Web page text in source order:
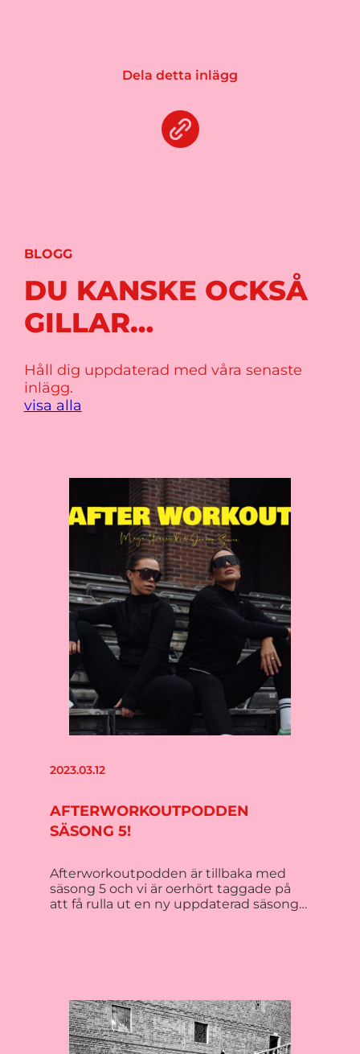
Dela detta inlägg
BLOGG
DU KANSKE OCKSÅ
GILLAR…
Håll dig uppdaterad med våra senaste
inlägg.
visa alla
2023.03.12
AFTERWORKOUTPODDEN
SÄSONG 5!
Afterworkoutpodden är tillbaka med
säsong 5 och vi är oerhört taggade på
att få rulla ut en ny uppdaterad säsong…